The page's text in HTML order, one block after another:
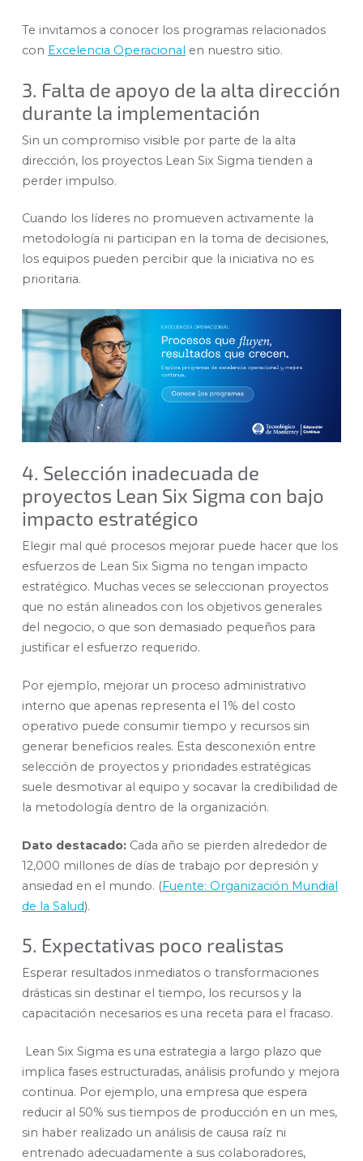
Te invitamos a conocer los programas relacionados
con Excelencia Operacional en nuestro sitio.
3. Falta de apoyo de la alta dirección
durante la implementación
Sin un compromiso visible por parte de la alta
dirección, los proyectos Lean Six Sigma tienden a
perder impulso.
Cuando los líderes no promueven activamente la
metodología ni participan en la toma de decisiones,
los equipos pueden percibir que la iniciativa no es
prioritaria.
4. Selección inadecuada de
proyectos Lean Six Sigma con bajo
impacto estratégico
Elegir mal qué procesos mejorar puede hacer que los
esfuerzos de Lean Six Sigma no tengan impacto
estratégico. Muchas veces se seleccionan proyectos
que no están alineados con los objetivos generales
del negocio, o que son demasiado pequeños para
justificar el esfuerzo requerido.
Por ejemplo, mejorar un proceso administrativo
interno que apenas representa el 1% del costo
operativo puede consumir tiempo y recursos sin
generar beneficios reales. Esta desconexión entre
selección de proyectos y prioridades estratégicas
suele desmotivar al equipo y socavar la credibilidad de
la metodología dentro de la organización.
Dato destacado: Cada año se pierden alrededor de
12,000 millones de días de trabajo por depresión y
ansiedad en el mundo. (Fuente: Organización Mundial
de la Salud).
5. Expectativas poco realistas
Esperar resultados inmediatos o transformaciones
drásticas sin destinar el tiempo, los recursos y la
capacitación necesarios es una receta para el fracaso.
Lean Six Sigma es una estrategia a largo plazo que
implica fases estructuradas, análisis profundo y mejora
continua. Por ejemplo, una empresa que espera
reducir al 50% sus tiempos de producción en un mes,
sin haber realizado un análisis de causa raíz ni
entrenado adecuadamente a sus colaboradores,